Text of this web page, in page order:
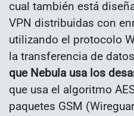
cual también está
VPN distribuidas con
utilizando el protocolo
la transferencia de
que Nebula usa los
que usa el algoritmo
paquetes GSM